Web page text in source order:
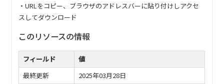
・URLをコピー、ブラウザのアドレスバーに貼り付けしアクセ
スしてダウンロード
このリソースの情報
フィールド
値
最終更新
2025年03月28日